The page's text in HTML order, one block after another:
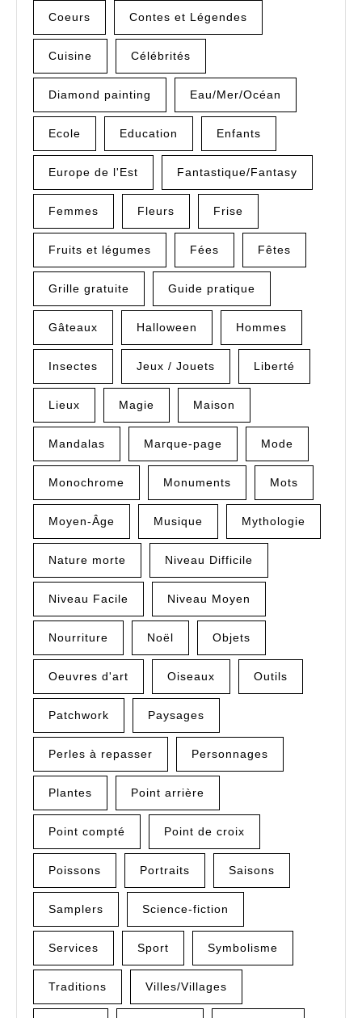
Coeurs Contes et Légendes
Cuisine Célébrités
Diamond painting Eau/Mer/Océan
Ecole Education Enfants
Europe de l'Est Fantastique/Fantasy
Femmes Fleurs Frise
Fruits et légumes Fées Fêtes
Grille gratuite Guide pratique
Gâteaux Halloween Hommes
Insectes Jeux / Jouets Liberté
Lieux Magie Maison
Mandalas Marque-page Mode
Monochrome Monuments Mots
Moyen-Âge Musique Mythologie
Nature morte Niveau Difficile
Niveau Facile Niveau Moyen
Nourriture Noël Objets
Oeuvres d'art Oiseaux Outils
Patchwork Paysages
Perles à repasser Personnages
Plantes Point arrière
Point compté Point de croix
Poissons Portraits Saisons
Samplers Science-fiction
Services Sport Symbolisme
Traditions Villes/Villages